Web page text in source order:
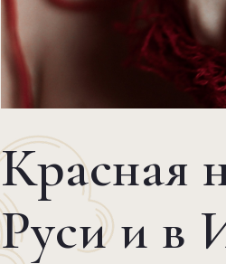
Красная
Руси и в